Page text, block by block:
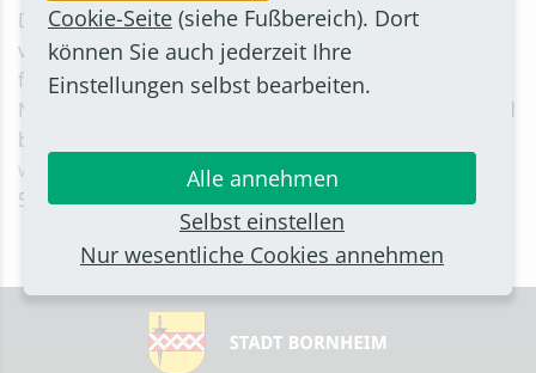
Die Rätsel werden immer freitags im Internet
veröffentlicht unter www.bornheim.de/wichteljagd –
für die erste Woche also am Freitag, 24. November.
Nähere Informationen zur Aktion gibt es dort auch und
bei den Mitarbeiterinnen der Jugendförderung unter
wichteljagd(at)stadt-bornheim.deoder 02222 9437-
5406.
Cookie-Seite (siehe Fußbereich). Dort
können Sie auch jederzeit Ihre
Einstellungen selbst bearbeiten.
Alle annehmen
Selbst einstellen
Nur wesentliche Cookies annehmen